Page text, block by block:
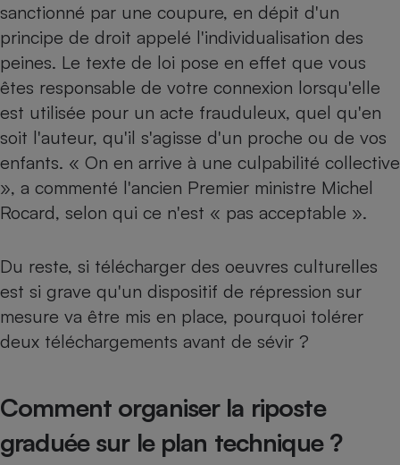
sanctionné par une coupure, en dépit d'un
principe de droit appelé l'individualisation des
peines. Le texte de loi pose en effet que vous
êtes responsable de votre connexion lorsqu'elle
est utilisée pour un acte frauduleux, quel qu'en
soit l'auteur, qu'il s'agisse d'un proche ou de vos
enfants. « On en arrive à une culpabilité collective
», a commenté l'ancien Premier ministre Michel
Rocard, selon qui ce n'est « pas acceptable ».
Du reste, si télécharger des oeuvres culturelles
est si grave qu'un dispositif de répression sur
mesure va être mis en place, pourquoi tolérer
deux téléchargements avant de sévir ?
Comment organiser la riposte
graduée sur le plan technique ?